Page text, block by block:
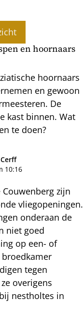
en hoornaars
hoornaars
en gewoon
De
kast binnen. Wat
te doen?
10:16
zijn
vliegopeningen.
onderaan de
niet goed
op een- of
tegen
overigens
nestholtes in